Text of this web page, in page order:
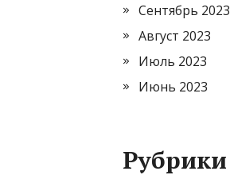
Сентябрь 2023
Август 2023
Июль 2023
Июнь 2023
Рубрики